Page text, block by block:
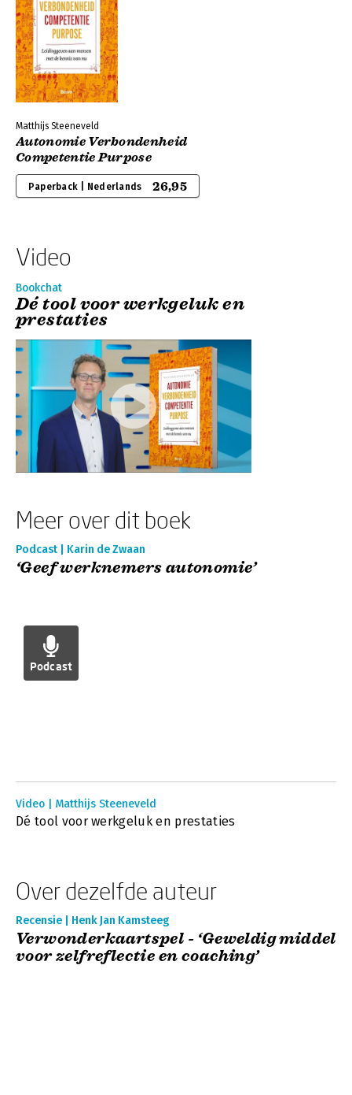
Matthijs Steeneveld
Autonomie Verbondenheid
Competentie Purpose
Paperback | Nederlands 26,95
Video
Bookchat
Dé tool voor werkgeluk en
prestaties
Meer over dit boek
Podcast | Karin de Zwaan
‘Geef werknemers autonomie’
Podcast
Video | Matthijs Steeneveld
Dé tool voor werkgeluk en prestaties
Over dezelfde auteur
Recensie | Henk Jan Kamsteeg
Verwonderkaartspel - ‘Geweldig middel
voor zelfreflectie en coaching’